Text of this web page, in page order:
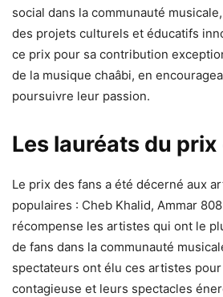
social dans la communauté
des projets culturels et éducatifs
ce prix pour sa contribution
de la musique chaâbi, en
poursuivre leur passion.
Les lauréats du
Le prix des fans a été décerné aux
populaires : Cheb Khalid, Ammar
récompense les artistes qui ont le
de fans dans la communauté
spectateurs ont élu ces artistes
contagieuse et leurs spectacles